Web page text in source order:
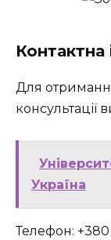
Контактна
Для
консультації
Україна
Телефон: +380